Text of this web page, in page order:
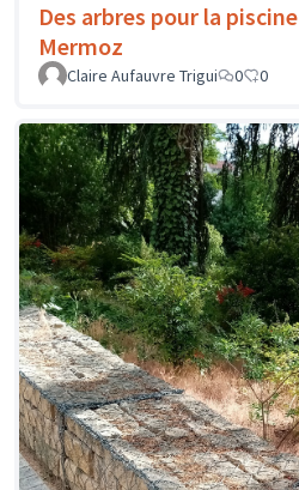
Des arbres pour la piscine
Mermoz
Claire Aufauvre Trigui
0 0